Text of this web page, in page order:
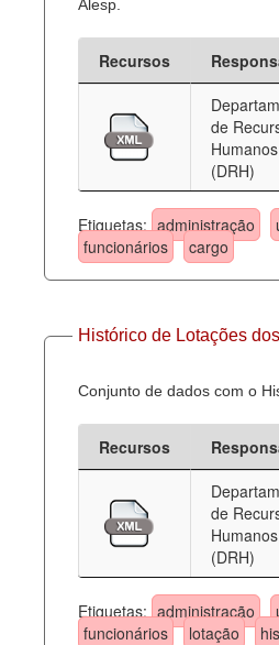
Catálogo de dados
Processo Legislativo
Administração
Legislação
Agenda
Perguntas frequentes
Contato
Alesp.
Recursos
de
Humanos
(DRH)
Etiquetas: administração
funcionários
cargo
Histórico de Lotações
Conjunto de dados com o
Recursos
de
Humanos
(DRH)
Etiquetas: administração
funcionários
lotação